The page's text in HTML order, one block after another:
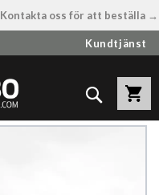
Kontakta oss för att beställa →
Kundtjänst
Sök